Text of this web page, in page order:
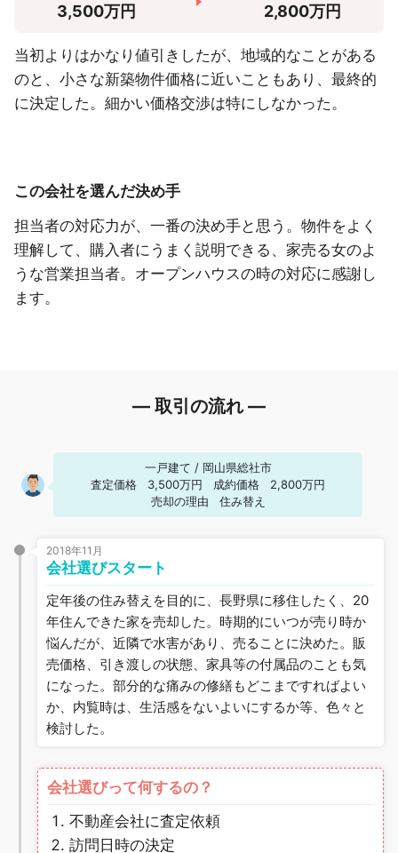
3,500万円 2,800万円
当初よりはかなり値引きしたが、地域的なことがある
のと、小さな新築物件価格に近いこともあり、最終的
に決定した。細かい価格交渉は特にしなかった。
この会社を選んだ決め手
担当者の対応力が、一番の決め手と思う。物件をよく
理解して、購入者にうまく説明できる、家売る女のよ
うな営業担当者。オープンハウスの時の対応に感謝し
ます。
― 取引の流れ ―
一戸建て / 岡山県総社市
査定価格
3,500万円 成約価格
2,800万円
売却の理由
住み替え
2018年11月
会社選びスタート
定年後の住み替えを目的に、長野県に移住したく、20
年住んできた家を売却した。時期的にいつが売り時か
悩んだが、近隣で水害があり、売ることに決めた。販
売価格、引き渡しの状態、家具等の付属品のことも気
になった。部分的な痛みの修繕もどこまですればよい
か、内覧時は、生活感をないよいにするか等、色々と
検討した。
会社選びって何するの？
不動産会社に査定依頼
訪問日時の決定